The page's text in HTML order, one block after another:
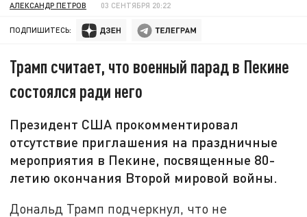
АЛЕКСАНДР ПЕТРОВ 03 СЕНТЯБРЯ 20:22
ПОДПИШИТЕСЬ:
Трамп считает, что военный парад в Пекине
состоялся ради него
Президент США прокомментировал
отсутствие приглашения на праздничные
мероприятия в Пекине, посвященные 80-
летию окончания Второй мировой войны.
Дональд Трамп подчеркнул, что не